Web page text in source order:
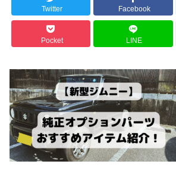
Twitter Facebook
Pocket LINE